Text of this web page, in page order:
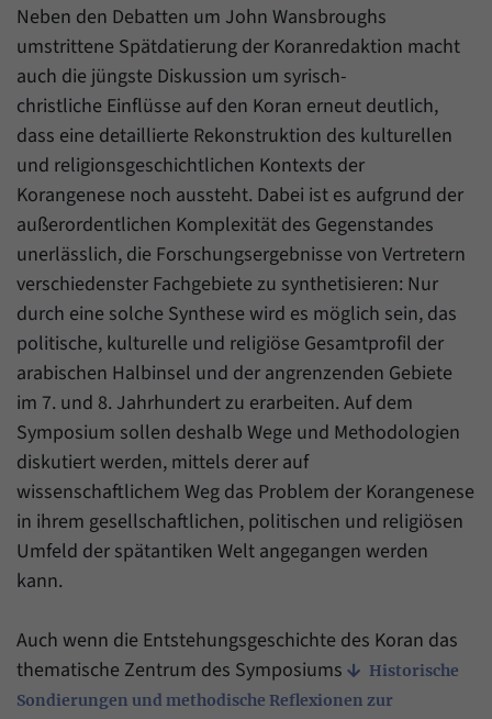
Neben den Debatten um John Wansbroughs
umstrittene Spätdatierung der Koranredaktion macht
auch die jüngste Diskussion um syrisch-
christliche Einflüsse auf den Koran erneut deutlich,
dass eine detaillierte Rekonstruktion des kulturellen
und religionsgeschichtlichen Kontexts der
Korangenese noch aussteht. Dabei ist es aufgrund der
außerordentlichen Komplexität des Gegenstandes
unerlässlich, die Forschungsergebnisse von Vertretern
verschiedenster Fachgebiete zu synthetisieren: Nur
durch eine solche Synthese wird es möglich sein, das
politische, kulturelle und religiöse Gesamtprofil der
arabischen Halbinsel und der angrenzenden Gebiete
im 7. und 8. Jahrhundert zu erarbeiten. Auf dem
Symposium sollen deshalb Wege und Methodologien
diskutiert werden, mittels derer auf
wissenschaftlichem Weg das Problem der Korangenese
in ihrem gesellschaftlichen, politischen und religiösen
Umfeld der spätantiken Welt angegangen werden
kann.
Auch wenn die Entstehungsgeschichte des Koran das
thematische Zentrum des Symposiums
Historische
Sondierungen und methodische Reflexionen zur
Anbieter Forum Transregionale Studien e.V.
Laufzeit 1 Jahr
Zweck
Dieses Cookie wird verwendet, um Ihre
Cookie-Einstellungen für diese Website zu
speichern.
Name SgCookieOptin.lastPreferences
Anbieter Forum Transregionale Studien e.V.
Laufzeit 1 Jahr
Zweck
Dieser Wert speichert Ihre Consent-
Einstellungen. Unter anderem eine zufällig
generierte ID, für die historische Speicherung
Ihrer vorgenommen Einstellungen, falls der
Webseiten-Betreiber dies eingestellt hat.
Statistiken
Mit diesen Cookies können wir Statistiken über die Nutzung der
Inhalte unserer Internetseite erstellen. Die Statistiken verwalten
wir auf der Plattform Matomo. Sie stehen nur dem Forum
weitergegeben.
Name _pk_id
Anbieter Matomo
Laufzeit 13 Monate
Zweck
Mit diesem Cookie können wir Informationen
über Benutzer unserer Internetseite
speichern, zum Beispiel die Besucher-ID.
Name _pk_ref
Anbieter Matomo
Laufzeit 6 Monate
Zweck
Besucher durch eine Verlinkung auf unsere
Internetseite weitergeleitet wurden.
Cookie-Informationen anzeigen